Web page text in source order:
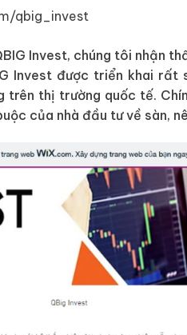
qbig_invest
Invest, chúng tôi nhận
được triển khai rất
thị trường quốc tế.
của nhà đầu tư về sàn,